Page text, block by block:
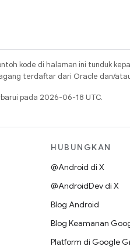
kode di halaman ini tunduk
terdaftar dari Oracle dan/
pada 2026-06-18 UTC.
HUBUNGKAN
@Android di X
@AndroidDev di X
Blog Android
Blog Keamanan
Platform di Google